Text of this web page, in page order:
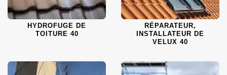
HYDROFUGE DE
TOITURE 40
RÉPARATEUR,
INSTALLATEUR DE
VELUX 40